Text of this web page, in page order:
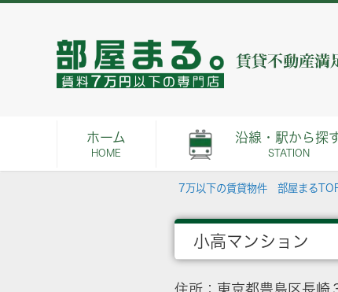
ホーム
HOME
沿線・駅から探
STATION
7万以下の賃貸物件 部屋まる
小高マンション
住所：東京都豊島区長崎